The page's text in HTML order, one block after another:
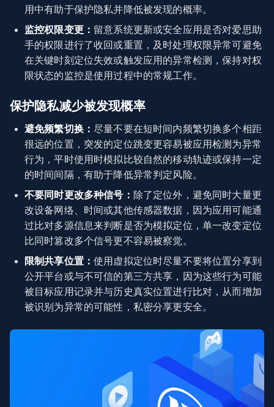
用中有助于保护隐私并降低被发现的概率。
监控权限变更： 留意系统更新或安全应用是否对爱思助
手的权限进行了收回或重置，及时处理权限异常可避免
在关键时刻定位失效或触发应用的异常检测，保持对权
限状态的监控是使用过程中的常规工作。
保护隐私减少被发现概率
避免频繁切换：尽量不要在短时间内频繁切换多个相距
很远的位置，突发的定位跳变更容易被应用检测为异常
行为，平时使用时模拟比较自然的移动轨迹或保持一定
的时间间隔，有助于降低异常判定风险。
不要同时更改多种信号： 除了定位外，避免同时大量更
改设备网络、时间或其他传感器数据，因为应用可能通
过比对多源信息来判断是否为模拟定位，单一改变定位
比同时篡改多个信号更不容易被察觉。
限制共享位置：使用虚拟定位时尽量不要将位置分享到
公开平台或与不可信的第三方共享，因为这些行为可能
被目标应用记录并与历史真实位置进行比对，从而增加
被识别为异常的可能性，私密分享更安全。